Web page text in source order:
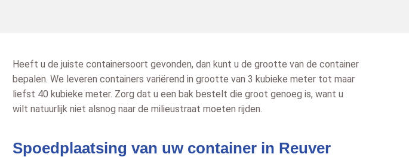
Heeft u de juiste containersoort gevonden, dan kunt u de grootte van de container
bepalen. We leveren containers variërend in grootte van 3 kubieke meter tot maar
liefst 40 kubieke meter. Zorg dat u een bak bestelt die groot genoeg is, want u
wilt natuurlijk niet alsnog naar de milieustraat moeten rijden.
Spoedplaatsing van uw container in Reuver